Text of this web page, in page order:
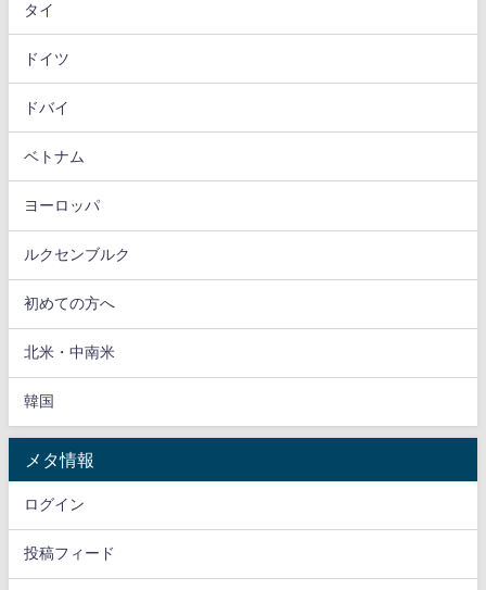
タイ
ドイツ
ドバイ
ベトナム
ヨーロッパ
ルクセンブルク
初めての方へ
北米・中南米
韓国
メタ情報
ログイン
投稿フィード